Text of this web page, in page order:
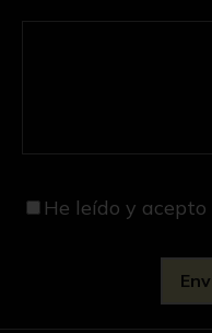
He leído y acepto